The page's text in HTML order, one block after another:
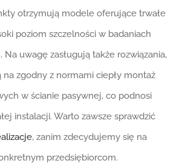
otrzymują modele oferujące trwałe
poziom szczelności w badaniach
uwagę zasługują także rozwiązania,
na zgodny z normami ciepły montaż
w ścianie pasywnej, co podnosi
instalacji. Warto zawsze sprawdzić
, zanim zdecydujemy się na
przedsiębiorcom.